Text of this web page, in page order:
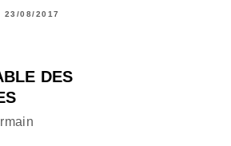
23/08/2017
DES